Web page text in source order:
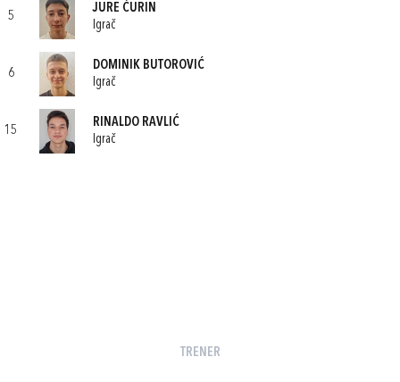
5
JURE ĆURIN
Igrač
6
DOMINIK BUTOROVIĆ
Igrač
15
RINALDO RAVLIĆ
Igrač
TRENER